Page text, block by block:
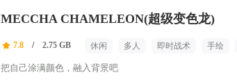
MECCHA CHAMELEON(超级变色龙)
7.8 / 2.75 GB 休闲 多人 即时战术 手绘
把自己涂满颜色，融入背景吧